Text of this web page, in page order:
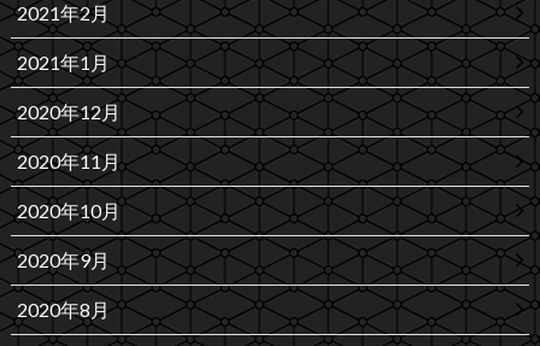
2021年2月
2021年1月
2020年12月
2020年11月
2020年10月
2020年9月
2020年8月